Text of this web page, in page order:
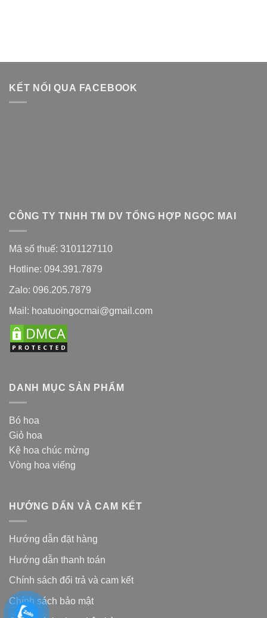
KẾT NỐI QUA FACEBOOK
CÔNG TY TNHH TM DV TỔNG HỢP NGỌC MAI
Mã số thuế: 3101127110
Hotline: 094.391.7879
Zalo: 096.205.7879
Mail: hoatuoingocmai@gmail.com
DANH MỤC SẢN PHẨM
Bó hoa
Giỏ hoa
Kệ hoa chúc mừng
Vòng hoa viếng
HƯỚNG DẨN VÀ CAM KẾT
Hướng dẫn đặt hàng
Hướng dẫn thanh toán
Chính sách đổi trả và cam kết
Chính sách bảo mật